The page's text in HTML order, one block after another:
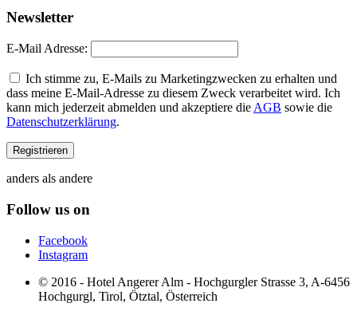
Newsletter
E-Mail Adresse:
Ich stimme zu, E-Mails zu Marketingzwecken zu erhalten und
dass meine E-Mail-Adresse zu diesem Zweck verarbeitet wird. Ich
kann mich jederzeit abmelden und akzeptiere die AGB sowie die
Datenschutzerklärung.
anders als andere
Follow us on
Facebook
Instagram
© 2016 - Hotel Angerer Alm - Hochgurgler Strasse 3, A-6456
Hochgurgl, Tirol, Ötztal, Österreich